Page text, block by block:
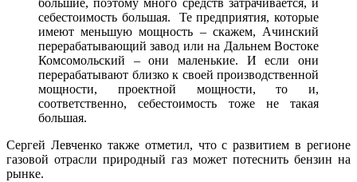
большие, поэтому много средств затрачивается, и
себестоимость большая. Те предприятия, которые
имеют меньшую мощность – скажем, Ачинский
перерабатывающий завод или на Дальнем Востоке
Комсомольский – они маленькие. И если они
перерабатывают близко к своей производственной
мощности, проектной мощности, то и,
соответственно, себестоимость тоже не такая
большая.
Сергей Левченко также отметил, что с развитием в регионе
газовой отрасли природный газ может потеснить бензин на
рынке.